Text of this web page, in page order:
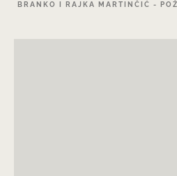
BRANKO I RAJKA MARTINČIĆ -